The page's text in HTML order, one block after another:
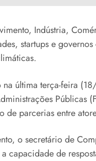
Indústria,
startups e
última terça-feira
Públicas
de parcerias entre
o secretário de
capacidade de